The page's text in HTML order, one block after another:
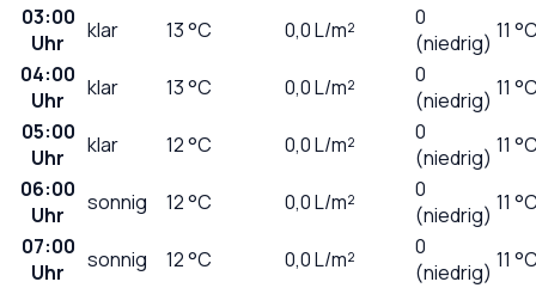
03:00
Uhr
klar 13°C 0,0L/m²
0
(niedrig) 11
04:00
Uhr
klar 13°C 0,0L/m²
0
(niedrig) 11
05:00
Uhr
klar 12°C 0,0L/m²
0
(niedrig) 11
06:00
Uhr
sonnig 12°C 0,0L/m²
0
(niedrig) 11
07:00
Uhr
sonnig 12°C 0,0L/m²
0
(niedrig) 11